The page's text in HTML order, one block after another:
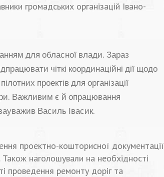
громадських організацій Івано-
для обласної влади. Зараз
чіткі координаційні дії щодо
проектів для організації
Важливим є й опрацювання
Василь Івасик.
проектно-кошторисної документації
наголошували на необхідності
проведення ремонту доріг та